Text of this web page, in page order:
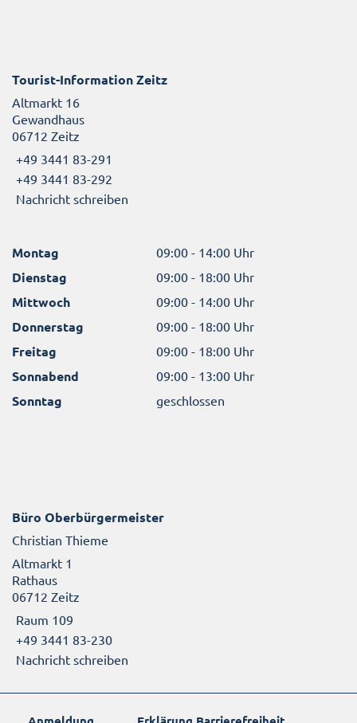
Tourist-Information Zeitz
Altmarkt 16
Gewandhaus
06712 Zeitz
+49 3441 83-291
+49 3441 83-292
Nachricht schreiben
Montag 09:00 - 14:00 Uhr
Dienstag 09:00 - 18:00 Uhr
Mittwoch 09:00 - 14:00 Uhr
Donnerstag 09:00 - 18:00 Uhr
Freitag 09:00 - 18:00 Uhr
Sonnabend 09:00 - 13:00 Uhr
Sonntag geschlossen
Büro Oberbürgermeister
Christian Thieme
Altmarkt 1
Rathaus
06712 Zeitz
Raum 109
+49 3441 83-230
Nachricht schreiben